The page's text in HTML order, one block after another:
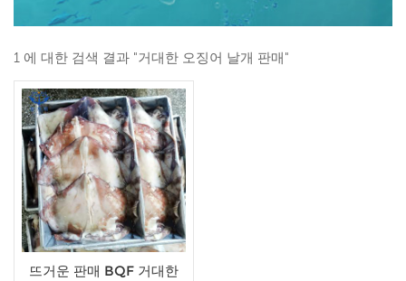
1 에 대한 검색 결과 "거대한 오징어 날개 판매"
뜨거운 판매 BQF 거대한